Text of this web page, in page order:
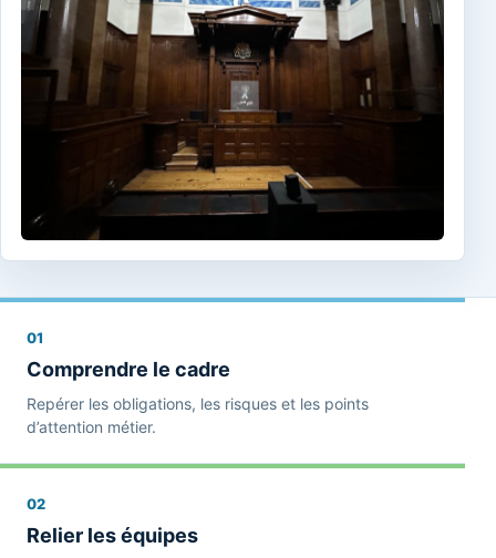
01
Comprendre le cadre
Repérer les obligations, les risques et les points
d’attention métier.
02
Relier les équipes